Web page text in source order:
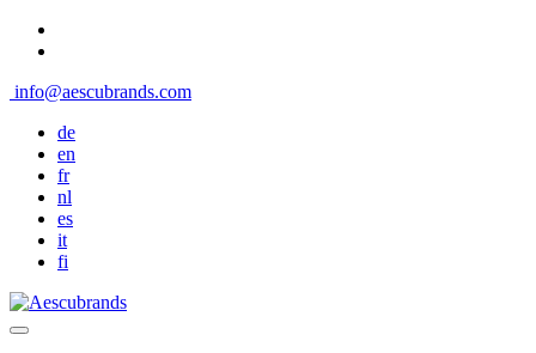
info@aescubrands.com
de
en
fr
nl
es
it
fi